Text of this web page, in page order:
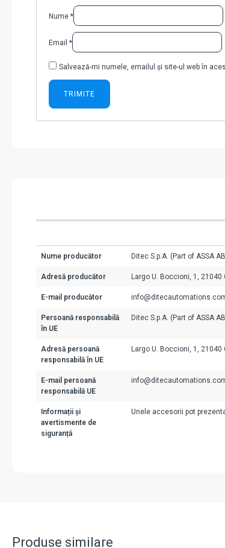
Nume *
Email *
Salvează-mi numele, emailul și site-ul web în
Nume producător Ditec S.p.A. (Part of ASSA
Adresă producător Largo U. Boccioni, 1, 21040
E-mail producător
Persoană responsabilă
în UE
Ditec S.p.A. (Part of ASSA
Adresă persoană
responsabilă în UE
Largo U. Boccioni, 1, 21040
E-mail persoană
responsabilă UE
Informații și
avertismente de
siguranță
Unele accesorii pot
Produse similare